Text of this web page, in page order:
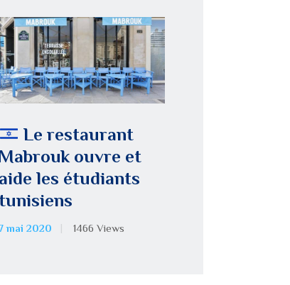
Le restaurant
Mabrouk ouvre et
aide les étudiants
tunisiens
mai 2020 1466 Views